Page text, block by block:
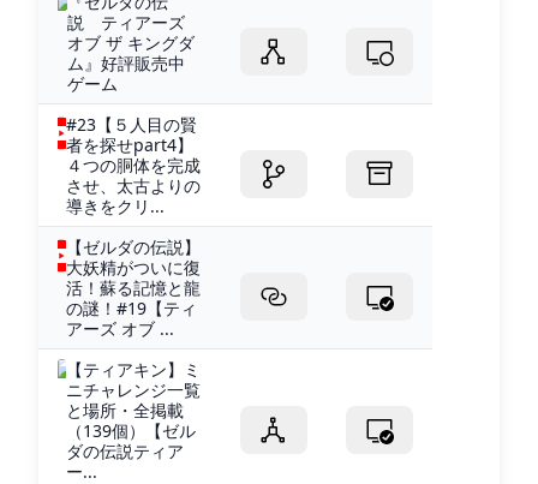
説 ティアーズ
オブ ザ キングダ
ム』好評販売中
ゲーム
#23【５人目の賢
者を探せpart4】
４つの胴体を完成
させ、太古よりの
導きをクリ...
【ゼルダの伝説】
大妖精がついに復
活！蘇る記憶と龍
の謎！#19【ティ
アーズ オブ ...
【ティアキン】ミ
ニチャレンジ一覧
と場所・全掲載
（139個）【ゼル
ダの伝説ティア
ー...